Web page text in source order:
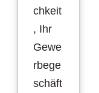
chkeit
, Ihr
Gewe
rbege
schäft